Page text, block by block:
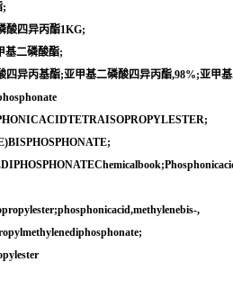
;
酸四异丙酯1KG;
基二磷酸酯;
四异丙基酯;亚甲基二磷酸四异丙酯,98%;亚甲
,